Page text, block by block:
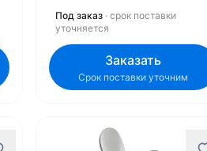
Под заказ · срок поставки
уточняется
Заказать
Срок поставки уточним